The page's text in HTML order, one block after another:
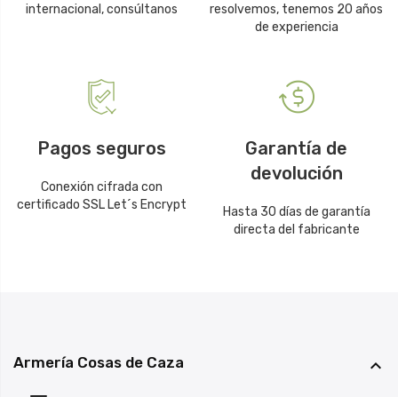
internacional, consúltanos
resolvemos, tenemos 20 años
de experiencia
Pagos seguros
Conexión cifrada con
certificado SSL Let´s Encrypt
Garantía de
devolución
Hasta 30 días de garantía
directa del fabricante
Armería Cosas de Caza 